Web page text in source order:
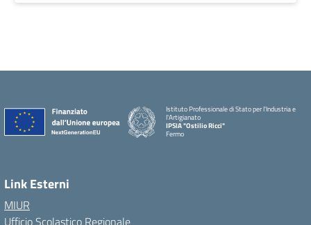
Istituto Professionale di Stato per l'Industria e
l'Artigianato
IPSIA "Ostilio Ricci"
Fermo
Link Esterni
MIUR
Ufficio Scolastico Regionale